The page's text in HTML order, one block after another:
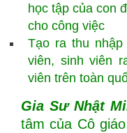
học tập của con
cho công việc
Tạo ra thu
viên, sinh viên
viên trên toàn
Gia Sư Nhật
tâm của Cô